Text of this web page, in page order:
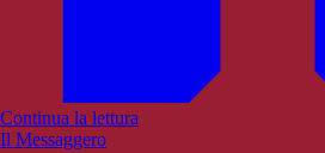
Continua la lettura
Il Messaggero